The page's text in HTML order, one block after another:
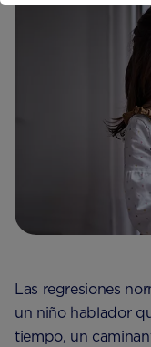
Las regresiones
un niño hablador
tiempo, un